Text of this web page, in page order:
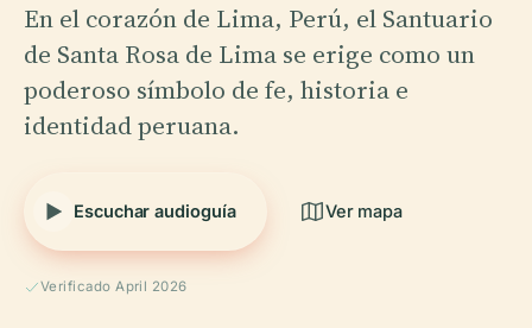
En el corazón de Lima, Perú, el Santuario
de Santa Rosa de Lima se erige como un
poderoso símbolo de fe, historia e
identidad peruana.
Escuchar audioguía Ver mapa
Verificado April 2026